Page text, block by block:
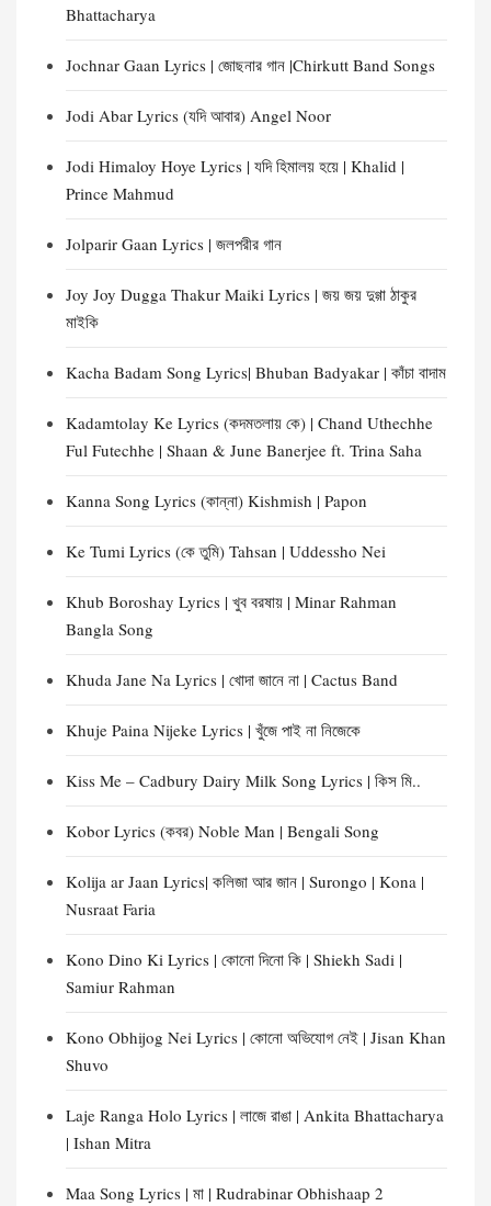
Bhattacharya
Jochnar Gaan Lyrics | জোছনার গান |Chirkutt Band Songs
Jodi Abar Lyrics (যদি আবার) Angel Noor
Jodi Himaloy Hoye Lyrics | যদি হিমালয় হয়ে | Khalid |
Prince Mahmud
Jolparir Gaan Lyrics | জলপরীর গান
Joy Joy Dugga Thakur Maiki Lyrics | জয় জয় দুগ্গা ঠাকুর
মাইকি
Kacha Badam Song Lyrics| Bhuban Badyakar | কাঁচা বাদাম
Kadamtolay Ke Lyrics (কদমতলায় কে) | Chand Uthechhe
Ful Futechhe | Shaan & June Banerjee ft. Trina Saha
Kanna Song Lyrics (কান্না) Kishmish | Papon
Ke Tumi Lyrics (কে তুমি) Tahsan | Uddessho Nei
Khub Boroshay Lyrics | খুব বরষায় | Minar Rahman
Bangla Song
Khuda Jane Na Lyrics | খোদা জানে না | Cactus Band
Khuje Paina Nijeke Lyrics | খুঁজে পাই না নিজেকে
Kiss Me – Cadbury Dairy Milk Song Lyrics | কিস মি..
Kobor Lyrics (কবর) Noble Man | Bengali Song
Kolija ar Jaan Lyrics| কলিজা আর জান | Surongo | Kona |
Nusraat Faria
Kono Dino Ki Lyrics | কোনো দিনো কি | Shiekh Sadi |
Samiur Rahman
Kono Obhijog Nei Lyrics | কোনো অভিযোগ নেই | Jisan Khan
Shuvo
Laje Ranga Holo Lyrics | লাজে রাঙা | Ankita Bhattacharya
| Ishan Mitra
Maa Song Lyrics | মা | Rudrabinar Obhishaap 2